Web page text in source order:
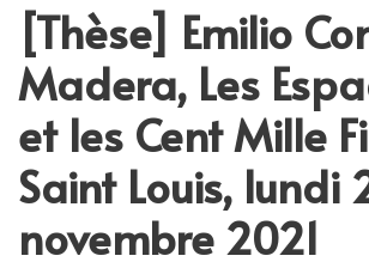
[Thèse] Emilio
Madera, Les
et les Cent Mille
Saint Louis, lundi
novembre 2021